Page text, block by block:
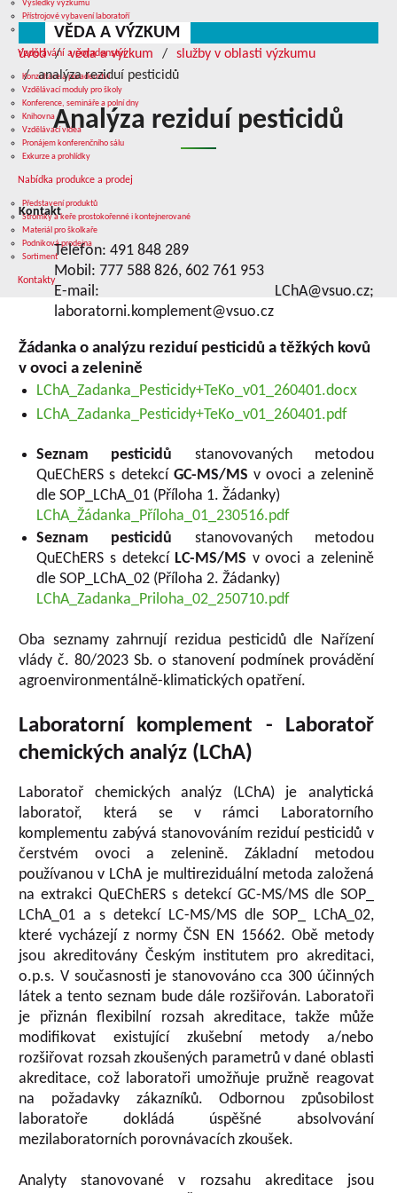
Výsledky výzkumu
Přístrojové vybavení laboratoří
Služby v oblasti výzkumu
Vzdělávání a poradenství
Konzultace a poradenství
Vzdělávací moduly pro školy
Konference, semináře a polní dny
Knihovna
Vzdělávací videa
Pronájem konferenčního sálu
Exkurze a prohlídky
Nabídka produkce a prodej
Představení produktů
Stromky a keře prostokořenné i kontejnerované
Materiál pro školkaře
Podniková prodejna
Sortiment
Kontakty
VĚDA A VÝZKUM
úvod věda a výzkum
služby v oblasti výzkumu
analýza reziduí pesticidů
Analýza reziduí pesticidů
Kontakt
Telefon: 491 848 289
Mobil: 777 588 826, 602 761 953
E-mail: LChA@vsuo.cz;
laboratorni.komplement@vsuo.cz
Žádanka o analýzu reziduí pesticidů a těžkých kovů
v ovoci a zelenině
LChA_Zadanka_Pesticidy+TeKo_v01_260401.docx
LChA_Zadanka_Pesticidy+TeKo_v01_260401.pdf
Seznam pesticidů stanovovaných metodou
QuEChERS s detekcí GC-MS/MS v ovoci a zelenině
dle SOP_LChA_01 (Příloha 1. Žádanky)
LChA_Žádanka_Příloha_01_230516.pdf
Seznam pesticidů stanovovaných metodou
QuEChERS s detekcí LC-MS/MS v ovoci a zelenině
dle SOP_LChA_02 (Příloha 2. Žádanky)
LChA_Zadanka_Priloha_02_250710.pdf
Oba seznamy zahrnují rezidua pesticidů dle Nařízení
vlády č. 80/2023 Sb. o stanovení podmínek provádění
agroenvironmentálně-klimatických opatření.
Laboratorní komplement - Laboratoř
chemických analýz (LChA)
Laboratoř chemických analýz (LChA) je analytická
laboratoř, která se v rámci Laboratorního
komplementu zabývá stanovováním reziduí pesticidů v
čerstvém ovoci a zelenině. Základní metodou
používanou v LChA je multireziduální metoda založená
na extrakci QuEChERS s detekcí GC-MS/MS dle SOP_
LChA_01 a s detekcí LC-MS/MS dle SOP_ LChA_02,
které vycházejí z normy ČSN EN 15662. Obě metody
jsou akreditovány Českým institutem pro akreditaci,
o.p.s. V současnosti je stanovováno cca 300 účinných
látek a tento seznam bude dále rozšiřován. Laboratoři
je přiznán flexibilní rozsah akreditace, takže může
modifikovat existující zkušební metody a/nebo
rozšiřovat rozsah zkoušených parametrů v dané oblasti
akreditace, což laboratoři umožňuje pružně reagovat
na požadavky zákazníků. Odbornou způsobilost
laboratoře dokládá úspěšné absolvování
mezilaboratorních porovnávacích zkoušek.
Analyty stanovované v rozsahu akreditace jsou